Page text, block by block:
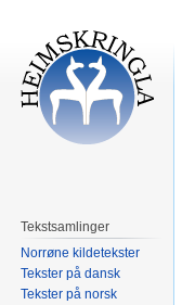
Tekstsamlinger
Norrøne kildetekster
Tekster på dansk
Tekster på norsk